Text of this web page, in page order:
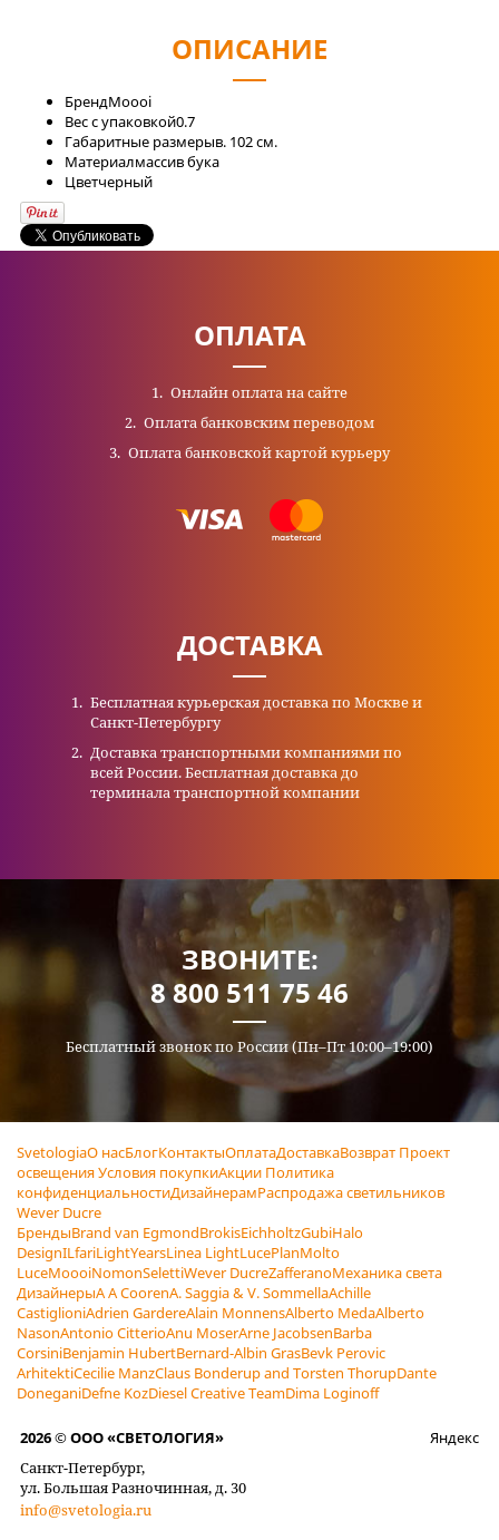
ОПИСАНИЕ
БрендMoooi
Вес с упаковкой0.7
Габаритные размерыв. 102 см.
Материалмассив бука
Цветчерный
ОПЛАТА
Онлайн оплата на сайте
Оплата банковским переводом
Оплата банковской картой курьеру
ДОСТАВКА
Бесплатная курьерская доставка по Москве и
Санкт-Петербургу
Доставка транспортными компаниями по
всей России. Бесплатная доставка до
терминала транспортной компании
ЗВОНИТЕ:
8 800 511 75 46
Бесплатный звонок по России (Пн–Пт 10:00–19:00)
SvetologiaО насБлогКонтактыОплатаДоставкаВозврат Проект
освещенияУсловия покупкиАкции Политика
конфиденциальностиДизайнерамРаспродажа светильников
Wever Ducre
БрендыBrand van EgmondBrokisEichholtzGubiHalo
DesignILfariLightYearsLinea LightLucePlanMolto
LuceMoooiNomonSelettiWever DucreZafferanoМеханика света
ДизайнерыA A CoorenA. Saggia & V. SommellaAchille
CastiglioniAdrien GardereAlain MonnensAlberto MedaAlberto
NasonAntonio CitterioAnu MoserArne JacobsenBarba
CorsiniBenjamin HubertBernard-Albin GrasBevk Perovic
ArhitektiCecilie ManzClaus Bonderup and Torsten ThorupDante
DoneganiDefne KozDiesel Creative TeamDima Loginoff
2026 © ООО «СВЕТОЛОГИЯ»
Санкт-Петербург,
ул. Большая Разночинная, д. 30
info@svetologia.ru
Яндекс